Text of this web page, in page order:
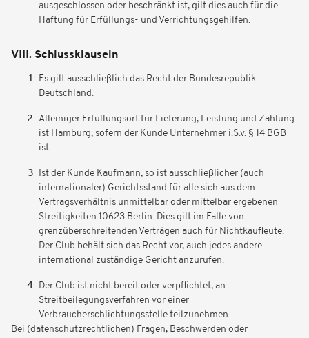
ausgeschlossen oder beschränkt ist, gilt dies auch für die
Haftung für Erfüllungs- und Verrichtungsgehilfen.
VIII. Schlussklauseln
Es gilt ausschließlich das Recht der Bundesrepublik
Deutschland.
Alleiniger Erfüllungsort für Lieferung, Leistung und Zahlung
ist Hamburg, sofern der Kunde Unternehmer i.S.v. § 14 BGB
ist.
Ist der Kunde Kaufmann, so ist ausschließlicher (auch
internationaler) Gerichtsstand für alle sich aus dem
Vertragsverhältnis unmittelbar oder mittelbar ergebenen
Streitigkeiten 10623 Berlin. Dies gilt im Falle von
grenzüberschreitenden Verträgen auch für Nichtkaufleute.
Der Club behält sich das Recht vor, auch jedes andere
international zuständige Gericht anzurufen.
Der Club ist nicht bereit oder verpflichtet, an
Streitbeilegungsverfahren vor einer
Verbraucherschlichtungsstelle teilzunehmen.
Bei (datenschutzrechtlichen) Fragen, Beschwerden oder